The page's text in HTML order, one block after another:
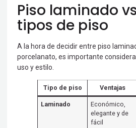
Piso laminado
tipos de piso
A la hora de decidir entre piso
porcelanato, es importante
uso y estilo.
Tipo de piso Ventajas
Laminado
Económico,
elegante y de
fácil